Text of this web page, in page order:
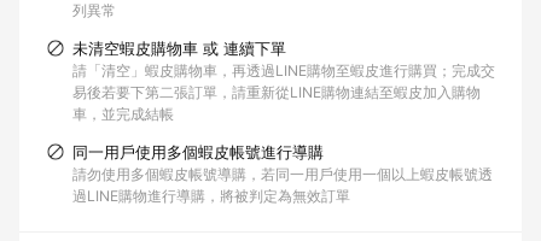
列異常
未清空蝦皮購物車 或 連續下單
請「清空」蝦皮購物車，再透過LINE購物至蝦皮進行購買；完成交
易後若要下第二張訂單，請重新從LINE購物連結至蝦皮加入購物
車，並完成結帳
同一用戶使用多個蝦皮帳號進行導購
請勿使用多個蝦皮帳號導購，若同一用戶使用一個以上蝦皮帳號透
過LINE購物進行導購，將被判定為無效訂單